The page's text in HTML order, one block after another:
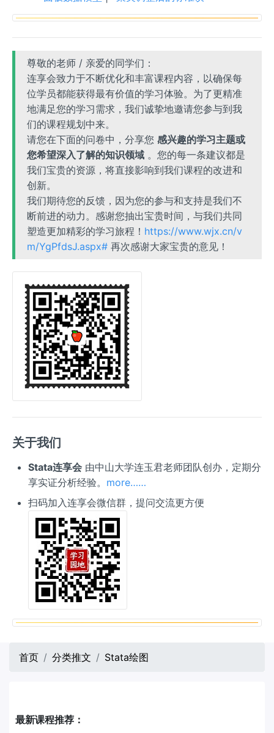
尊敬的老师 / 亲爱的同学们：
连享会致力于不断优化和丰富课程内容，以确保每
位学员都能获得最有价值的学习体验。为了更精准
地满足您的学习需求，我们诚挚地邀请您参与到我
们的课程规划中来。
请您在下面的问卷中，分享您感兴趣的学习主题或
您希望深入了解的知识领域 。您的每一条建议都是
我们宝贵的资源，将直接影响到我们课程的改进和
创新。
我们期待您的反馈，因为您的参与和支持是我们不
断前进的动力。感谢您抽出宝贵时间，与我们共同
塑造更加精彩的学习旅程！ https://www.wjx.cn/v
m/YgPfdsJ.aspx# 再次感谢大家宝贵的意见！
关于我们
Stata连享会由中山大学连玉君老师团队创办，定期分
享实证分析经验。 more……
扫码加入连享会微信群，提问交流更方便
首页 分类推文 Stata绘图
最新课程推荐：